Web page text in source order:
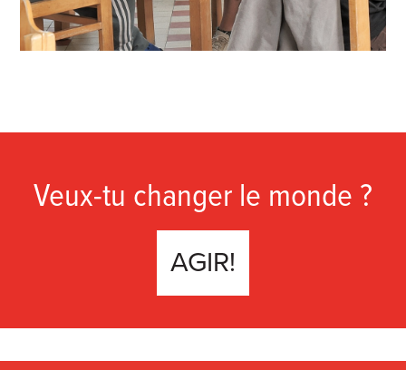
Veux-tu changer le monde ?
AGIR!